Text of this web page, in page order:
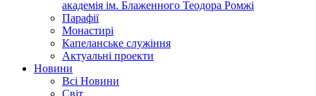
академія ім. Блаженного Теодора Ромжі
Парафії
Монастирі
Капеланське служіння
Актуальні проекти
Новини
Всі Новини
Світ